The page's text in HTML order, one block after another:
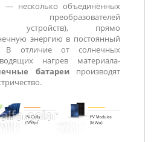
— несколько объединённых
преобразователей
устройств), прямо
энергию в постоянный
В отличие от солнечных
нагрев материала-
батареипроизводят